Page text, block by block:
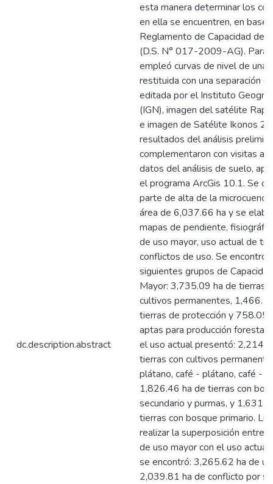
dc.description.abstract
esta manera determinar los
en ella se encuentren, en base
Reglamento de Capacidad de
(D.S. N° 017-2009-AG). Para
empleó curvas de nivel de una
restituida con una separación
editada por el Instituto
(IGN), imagen del satélite
e imagen de Satélite Ikonos
resultados del análisis
complementaron con visitas a
datos del análisis de suelo,
el programa ArcGis 10.1. Se
parte de alta de la
área de 6,037.66 ha y se
mapas de pendiente,
de uso mayor, uso actual de
conflictos de uso. Se encontró
siguientes grupos de
Mayor: 3,735.09 ha de tierras
cultivos permanentes,
tierras de protección y 758.05
aptas para producción forestal.
el uso actual presentó:
tierras con cultivos
plátano, café - plátano, café -
1,826.46 ha de tierras con
secundario y purmas, y
tierras con bosque primario.
realizar la superposición entre
de uso mayor con el uso
se encontró: 3,265.62 ha de
2,039.81 ha de conflicto por